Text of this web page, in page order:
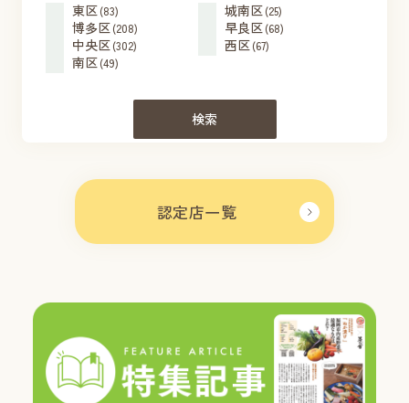
認定店一覧
東区(83) 城南区(25)
博多区(208) 早良区(68)
中央区(302) 西区(67)
南区(49)
検索